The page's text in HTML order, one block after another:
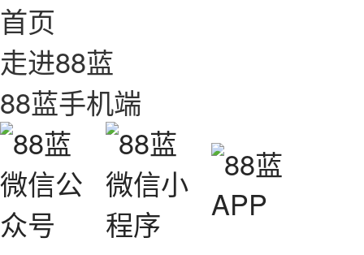
首页
走进88蓝
88蓝手机端